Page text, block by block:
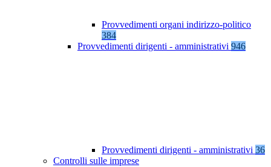
Provvedimenti organi indirizzo-politico
384
Provvedimenti dirigenti - amministrativi 946
Provvedimenti dirigenti - amministrativi 36
Controlli sulle imprese